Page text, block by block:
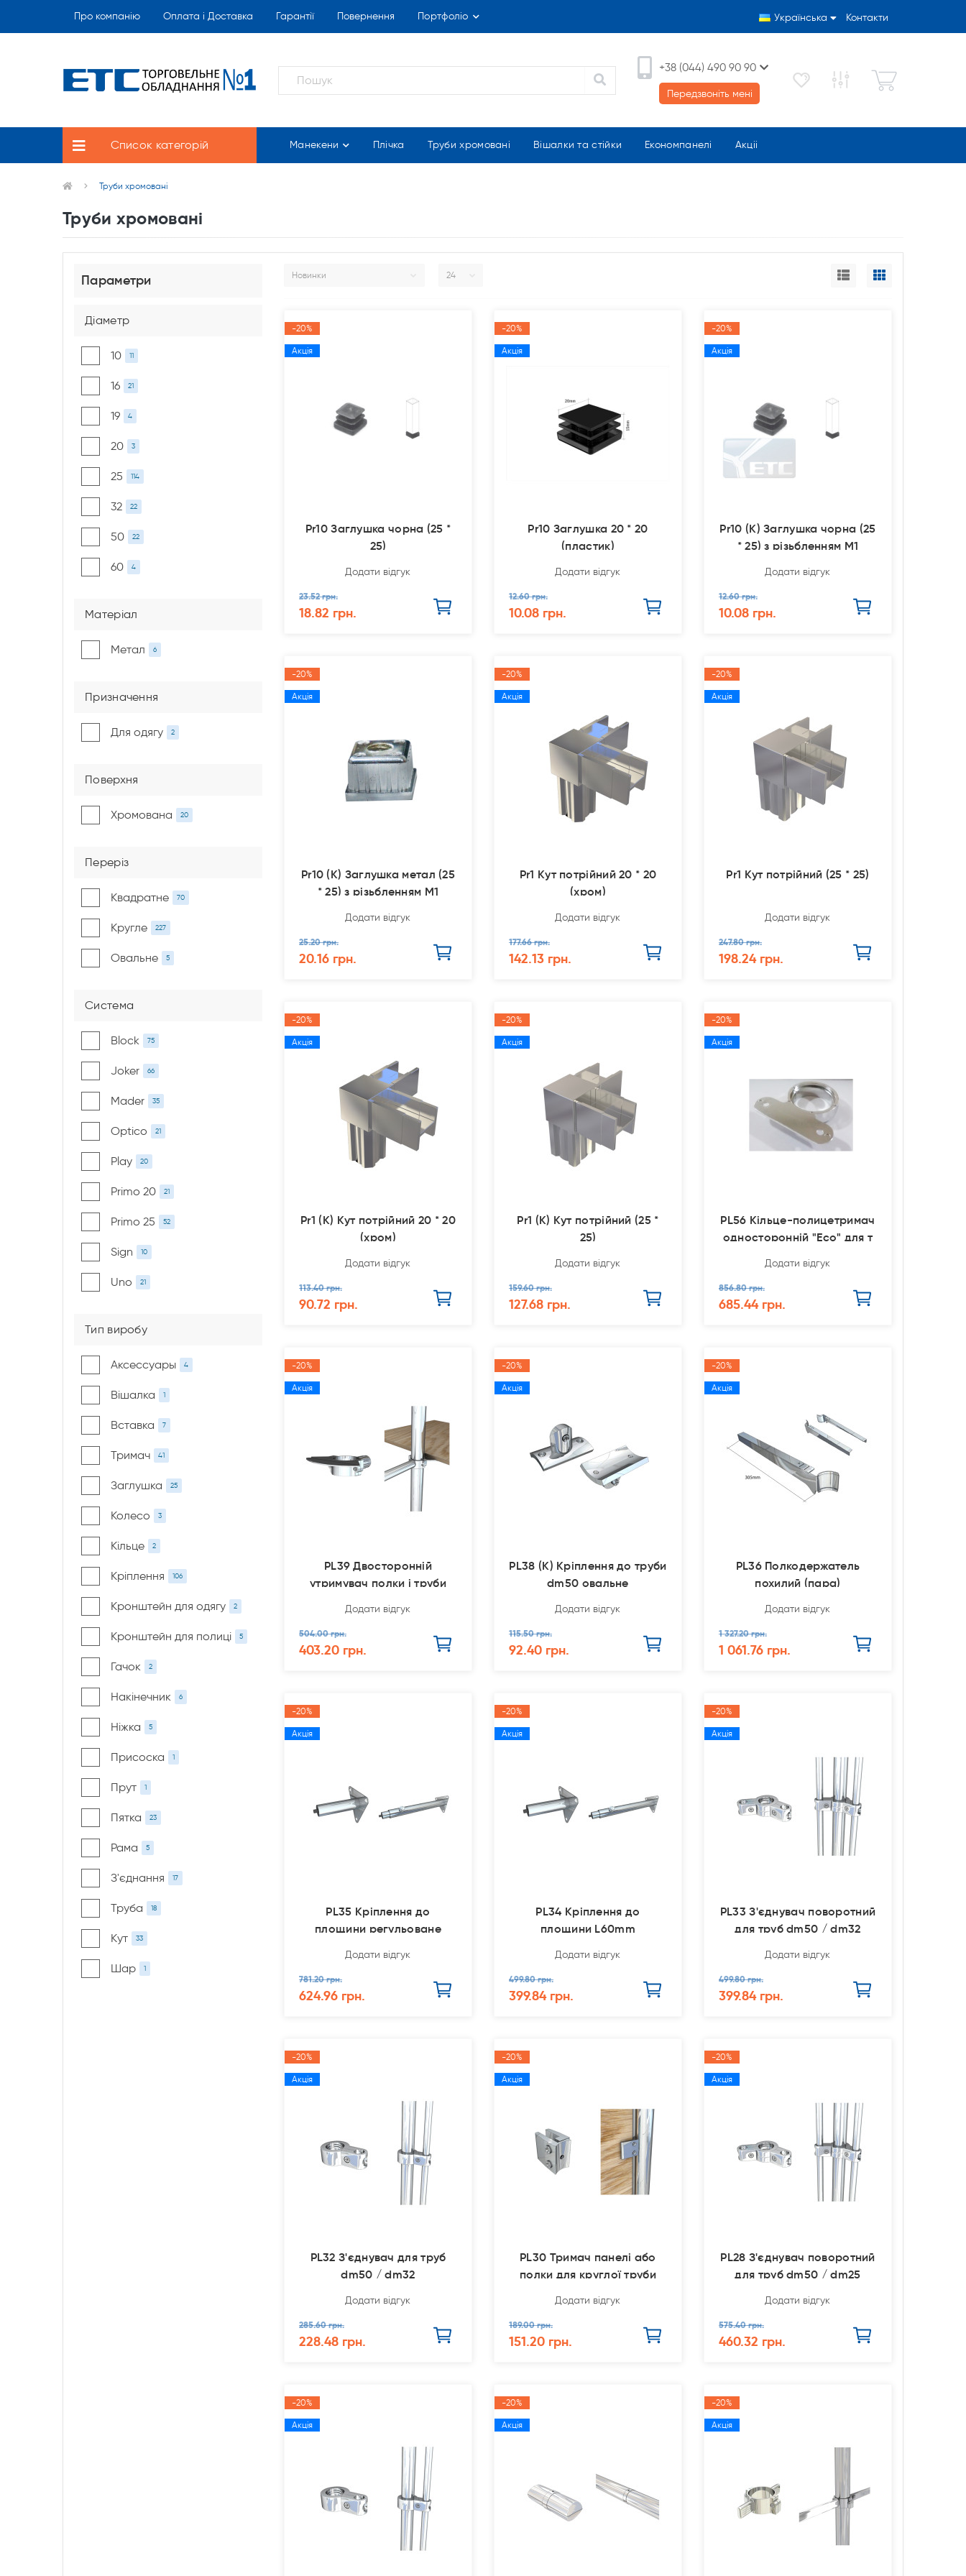
Про компанію Оплата і Доставка Гарантії Повернення Портфоліо Українська Контакти
+38 (044) 490 90 90
Передзвоніть мені
Список категорій Манекени Плічка Труби хромовані Вішалки та стійки Економпанелі Акціі
Труби хромовані
Труби хромовані
Параметри
Діаметр
10 11
16 21
19 4
20 3
25 114
32 22
50 22
60 4
Матеріал
Метал 6
Призначення
Для одягу 2
Поверхня
Хромована 20
Переріз
Квадратне 70
Кругле 227
Овальне 5
Система
Block 75
Joker 66
Mader 35
Optico 21
Play 20
Primo 20 21
Primo 25 52
Sign 10
Uno 21
Тип виробу
Аксессуары 4
Вішалка 1
Вставка 7
Тримач 41
Заглушка 25
Колесо 3
Кільце 2
Кріплення 106
Кронштейн для одягу 2
Кронштейн для полиці 5
Гачок 2
Накінечник 6
Ніжка 5
Присоска 1
Прут 1
Пятка 23
Рама 5
З'єднання 17
Труба 18
Кут 33
Шар 1
-20%
Акція
Pr10 Заглушка чорна (25 *
25)
Додати відгук
23.52 грн.
18.82 грн.
-20%
Акція
Pr10 Заглушка 20 * 20
(пластик)
Додати відгук
12.60 грн.
10.08 грн.
-20%
Акція
Pr10 (К) Заглушка чорна (25
* 25) з різьбленням М1
Додати відгук
12.60 грн.
10.08 грн.
-20%
Акція
Pr10 (К) Заглушка метал (25
* 25) з різьбленням М1
Додати відгук
25.20 грн.
20.16 грн.
-20%
Акція
Pr1 Кут потрійний 20 * 20
(хром)
Додати відгук
177.66 грн.
142.13 грн.
-20%
Акція
Pr1 Кут потрійний (25 * 25)
Додати відгук
247.80 грн.
198.24 грн.
-20%
Акція
Pr1 (К) Кут потрійний 20 * 20
(хром)
Додати відгук
113.40 грн.
90.72 грн.
-20%
Акція
Pr1 (К) Кут потрійний (25 *
25)
Додати відгук
159.60 грн.
127.68 грн.
-20%
Акція
PL56 Кільце-полицетримач
односторонній "Есо" для т
Додати відгук
856.80 грн.
685.44 грн.
-20%
Акція
PL39 Двосторонній
утримувач полки і труби
Додати відгук
504.00 грн.
403.20 грн.
-20%
Акція
PL38 (К) Кріплення до труби
dm50 овальне
Додати відгук
115.50 грн.
92.40 грн.
-20%
Акція
PL36 Полкодержатель
похилий (пара)
Додати відгук
1 327.20 грн.
1 061.76 грн.
-20%
Акція
PL35 Кріплення до
площини регульоване
Додати відгук
781.20 грн.
624.96 грн.
-20%
Акція
PL34 Кріплення до
площини L60mm
Додати відгук
499.80 грн.
399.84 грн.
-20%
Акція
PL33 З'єднувач поворотний
для труб dm50 / dm32
Додати відгук
499.80 грн.
399.84 грн.
-20%
Акція
PL32 З'єднувач для труб
dm50 / dm32
Додати відгук
285.60 грн.
228.48 грн.
-20%
Акція
PL30 Тримач панелі або
полки для круглої труби
Додати відгук
189.00 грн.
151.20 грн.
-20%
Акція
PL28 З'єднувач поворотний
для труб dm50 / dm25
Додати відгук
575.40 грн.
460.32 грн.
-20%
Акція
-20%
Акція
-20%
Акція